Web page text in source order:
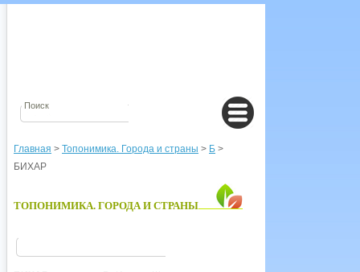
Главная > Топонимика. Города и страны > Б >
БИХАР
ТОПОНИМИКА. ГОРОДА И СТРАНЫ